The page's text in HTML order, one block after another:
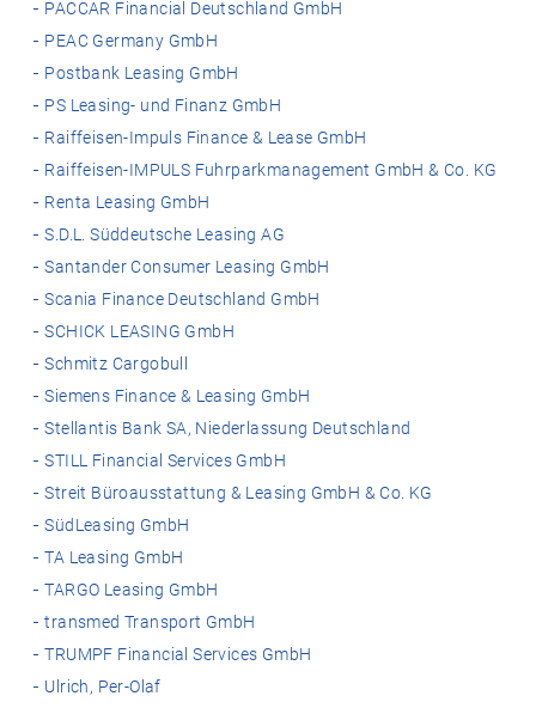
PACCAR Financial Deutschland GmbH
PEAC Germany GmbH
Postbank Leasing GmbH
PS Leasing- und Finanz GmbH
Raiffeisen-Impuls Finance & Lease GmbH
Raiffeisen-IMPULS Fuhrparkmanagement GmbH & Co. KG
Renta Leasing GmbH
S.D.L. Süddeutsche Leasing AG
Santander Consumer Leasing GmbH
Scania Finance Deutschland GmbH
SCHICK LEASING GmbH
Schmitz Cargobull
Siemens Finance & Leasing GmbH
Stellantis Bank SA, Niederlassung Deutschland
STILL Financial Services GmbH
Streit Büroausstattung & Leasing GmbH & Co. KG
SüdLeasing GmbH
TA Leasing GmbH
TARGO Leasing GmbH
transmed Transport GmbH
TRUMPF Financial Services GmbH
Ulrich, Per-Olaf